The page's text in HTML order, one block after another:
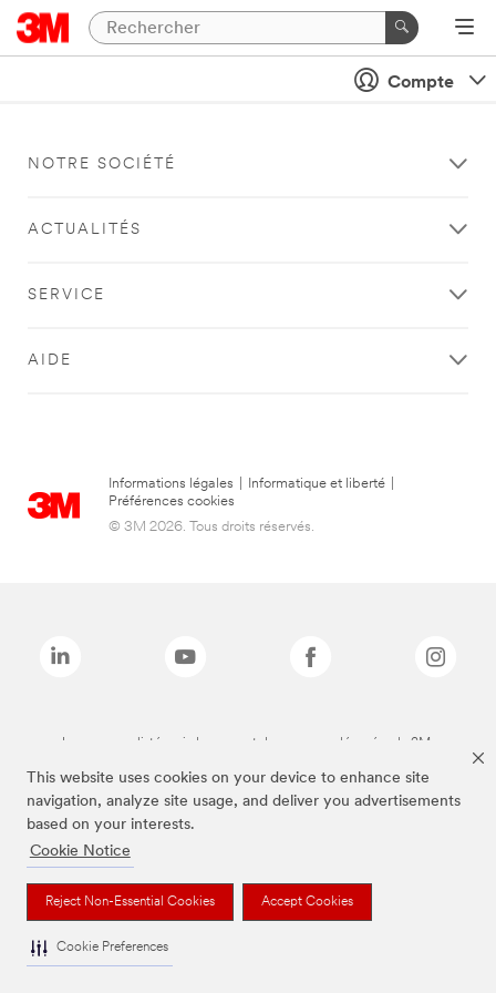
This website uses cookies on your device to enhance site
navigation, analyze site usage, and deliver you advertisements
based on your interests.
Cookie Notice
Reject Non-Essential Cookies Accept Cookies
Cookie Preferences
Compte
NOTRE SOCIÉTÉ
ACTUALITÉS
SERVICE
AIDE
Informations légales Informatique et liberté
Préférences cookies
© 3M 2026. Tous droits réservés.
Les marques listées ci-dessus sont des marques déposées de 3M.